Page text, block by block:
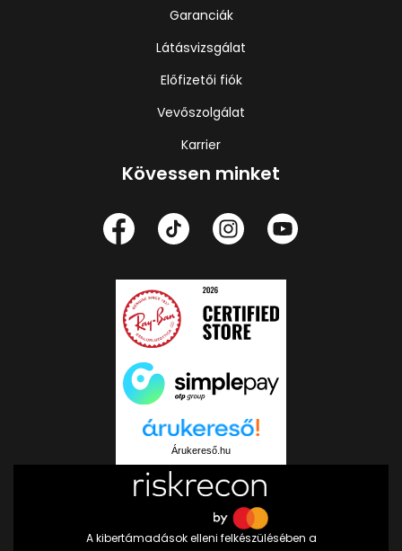
Garanciák
Látásvizsgálat
Előfizetői fiók
Vevőszolgálat
Karrier
Kövessen minket
Árukereső.hu
A kibertámadások elleni felkészülésében a